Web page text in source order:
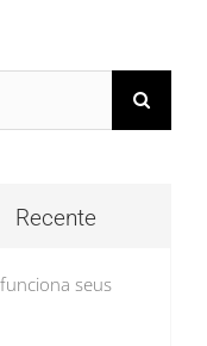
Recente
seus